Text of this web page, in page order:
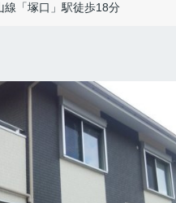
線「塚口」駅徒歩18分